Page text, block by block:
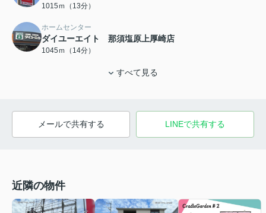
1015ｍ（13分）
ホームセンター
ダイユーエイト 那須塩原上厚崎店
1045ｍ（14分）
すべて見る
メールで共有する LINEで共有する
近隣の物件